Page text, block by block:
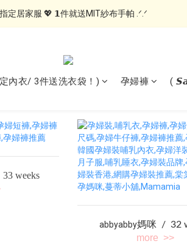
定居家服 💖 𝟭件就送MIT紗布手帕 .ᐟ.ᐟ
🍑內褲自由配🍑 3件499, 10件79折免運
定居家服 💖 𝟭件就送MIT紗布手帕 .ᐟ.ᐟ
內衣/ 3件送洗衣袋！) 孕婦褲 (
weeks
abbyabby媽咪 / 32
more >>